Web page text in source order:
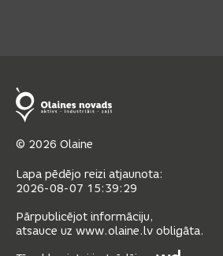
© 2026 Olaine
Lapa pēdējo reizi atjaunota:
2026-08-07 15:39:29
Pārpublicējot informāciju,
atsauce uz www.olaine.lv obligāta.